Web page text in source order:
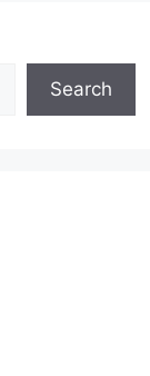
Search